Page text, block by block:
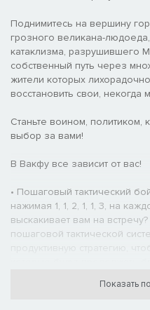
Поднимитесь на вершину
грозного великана-
катаклизма, разрушившего
собственный путь через
жители которых
восстановить свои, некогда
Станьте воином, политиком,
выбор за вами!
В Вакфу все зависит от вас!
• Пошаговый тактический
нажимая 1, 1, 2, 1, 1, 3, на
выскакивает вам на
пошаговой тактической
Показать